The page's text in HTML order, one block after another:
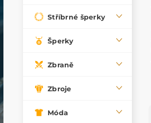
Stříbrné šperky
Šperky
Zbraně
Zbroje
Móda